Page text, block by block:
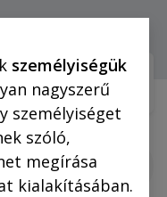
személyiségük
nagyszerű
személyiséget
szóló,
megírása
kialakításában.